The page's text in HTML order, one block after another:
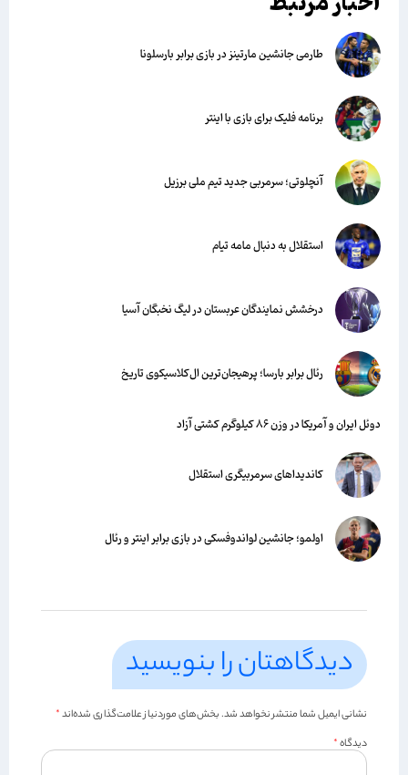
طارمی جانشین مارتینز در بازی برابر بارسلونا
برنامه فلیک برای بازی با اینتر
آنچلوتی؛ سرمربی جدید تیم ملی برزیل
استقلال به دنبال مامه تیام
درخشش نمایندگان عربستان در لیگ نخبگان آسیا
رئال برابر بارسا؛ پرهیجان‌‌ترین ال‌کلاسیکوی تاریخ
دوئل ایران و آمریکا در وزن ۸۶ کیلوگرم کشتی آزاد
کاندیداهای سرمربیگری استقلال
اولمو؛ جانشین لواندوفسکی در بازی برابر اینتر و رئال
دیدگاهتان را بنویسید
نشانی ایمیل شما منتشر نخواهد شد.بخش‌های موردنیاز علامت‌گذاری شده‌اند*
دیدگاه*